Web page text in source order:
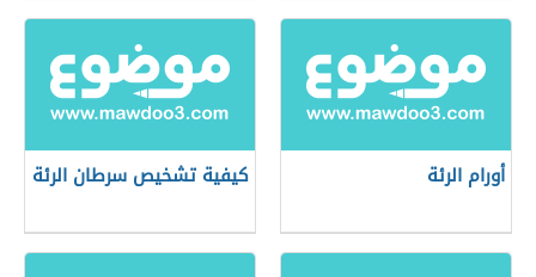
أورام الرئة كيفية تشخيص سرطان الرئة